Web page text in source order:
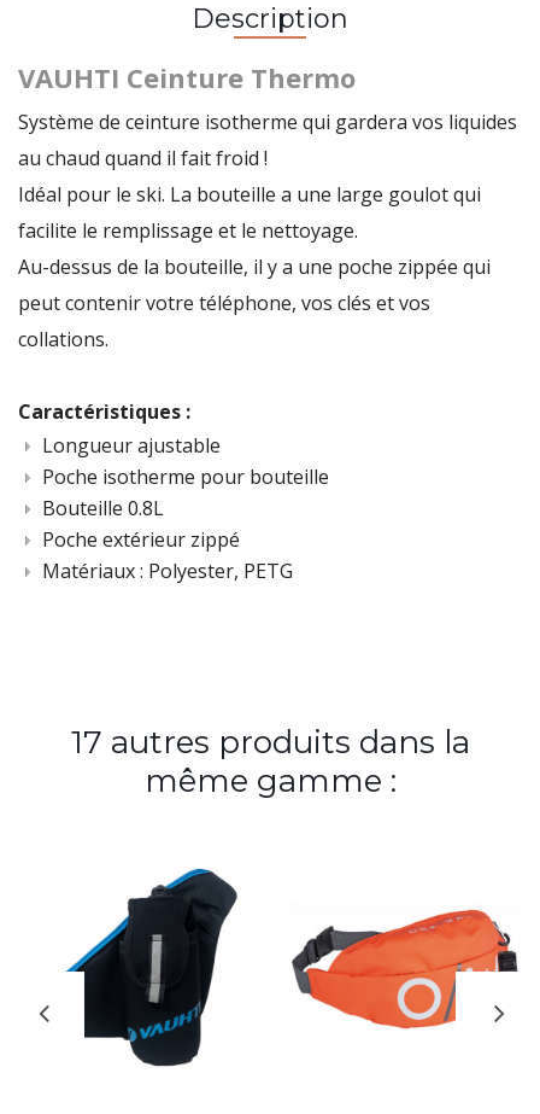
Description
VAUHTI Ceinture Thermo
Système de ceinture isotherme qui gardera vos liquides
au chaud quand il fait froid !
Idéal pour le ski. La bouteille a une large goulot qui
facilite le remplissage et le nettoyage.
Au-dessus de la bouteille, il y a une poche zippée qui
peut contenir votre téléphone, vos clés et vos
collations.
Caractéristiques :
Longueur ajustable
Poche isotherme pour bouteille
Bouteille 0.8L
Poche extérieur zippé
Matériaux : Polyester, PETG
17 autres produits dans la
même gamme :